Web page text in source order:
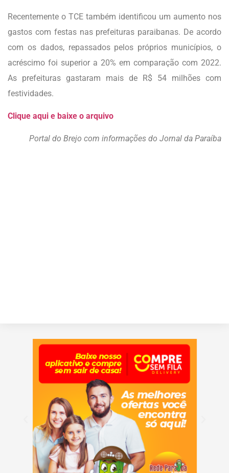
Recentemente o TCE também identificou um aumento nos
gastos com festas nas prefeituras paraibanas. De acordo
com os dados, repassados pelos próprios municípios, o
acréscimo foi superior a 20% em comparação com 2022.
As prefeituras gastaram mais de R$ 54 milhões com
festividades.
Clique aqui e baixe o arquivo
Portal do Brejo com informações do Jornal da Paraíba